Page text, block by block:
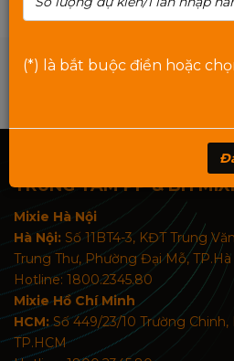
TRUNG TÂM PP & BH
Mixie Hà Nội
Hà Nội: Số 11BT4-3, KĐT Trung
Trung Thư, Phường Đại Mỗ, TP.Hà
Hotline: 1800.2345.80
Mixie Hồ Chí Minh
HCM:Số 449/23/10 Trường Chinh,
TP.HCM
(*) là bắt buộc điền hoặc